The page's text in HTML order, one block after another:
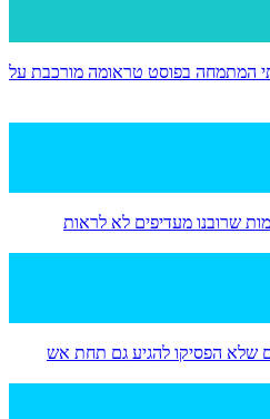
המתמחה בפוסט טראומה מורכבת על
שרובנו מעדיפים לא לראות
שלא הפסיקו להגיע גם תחת אש